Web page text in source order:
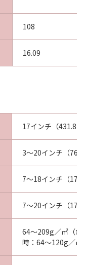
108
16.09
17インチ（
3～20インチ（76
7～18インチ（178
7～20インチ（178
64～209g／㎡（内
時：64～120g／㎡